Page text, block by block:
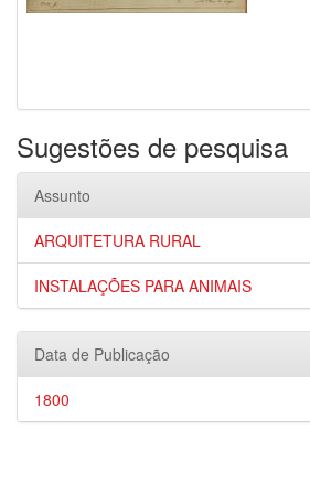
Sugestões de pesquisa
Assunto
ARQUITETURA RURAL
INSTALAÇÕES PARA ANIMAIS
Data de Publicação
1800